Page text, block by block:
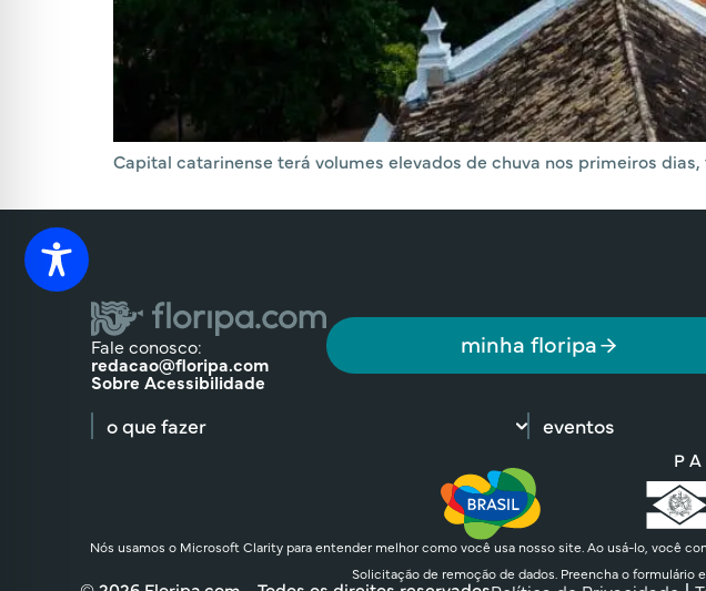
Capital catarinense terá volumes elevados de chuva nos primeiros
Fale conosco:
redacao@floripa.com
Sobre Acessibilidade
minha floripa
o que fazer eventos
Nós usamos o Microsoft Clarity para entender melhor como você usa nosso site. Ao usá-lo, você
Solicitação de remoção de dados. Preencha o formulário